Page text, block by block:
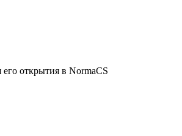
открытия в NormaCS